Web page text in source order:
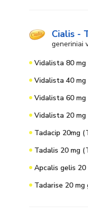
Cialis -
generiniai
Vidalista 80
Vidalista 40
Vidalista 60
Vidalista 20
Tadacip 20mg
Tadalis 20 mg
Apcalis gelis
Tadarise 20